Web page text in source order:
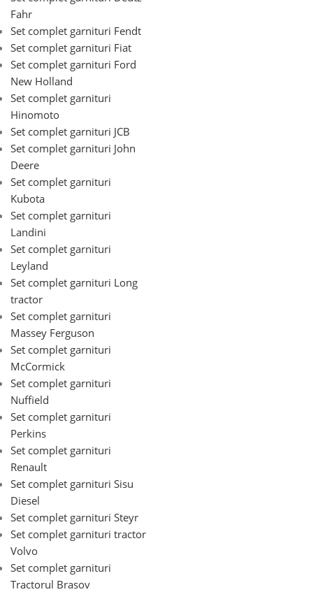
Fahr
Set complet garnituri Fendt
Set complet garnituri Fiat
Set complet garnituri Ford
New Holland
Set complet garnituri
Hinomoto
Set complet garnituri JCB
Set complet garnituri John
Deere
Set complet garnituri
Kubota
Set complet garnituri
Landini
Set complet garnituri
Leyland
Set complet garnituri Long
tractor
Set complet garnituri
Massey Ferguson
Set complet garnituri
McCormick
Set complet garnituri
Nuffield
Set complet garnituri
Perkins
Set complet garnituri
Renault
Set complet garnituri Sisu
Diesel
Set complet garnituri Steyr
Set complet garnituri tractor
Volvo
Set complet garnituri
Tractorul Brasov